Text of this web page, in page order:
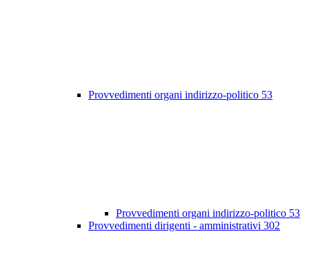
Provvedimenti organi indirizzo-politico 53
Provvedimenti organi indirizzo-politico 53
Provvedimenti dirigenti - amministrativi 302